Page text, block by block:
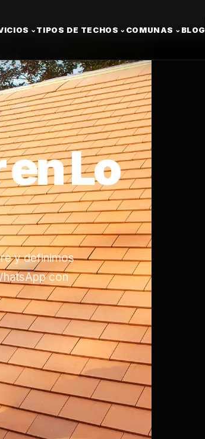
⌄ TIPOS DE TECHOS ⌄ COMUNAS ⌄ BLOG
Lo
y definimos
con